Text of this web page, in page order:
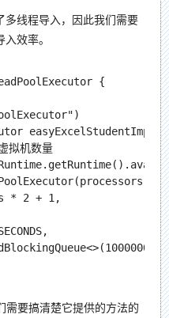
线程导入，因此我们需要
效率。
{
拟机数量
+
* 2 + 1,
要搞清楚它提供的方法的